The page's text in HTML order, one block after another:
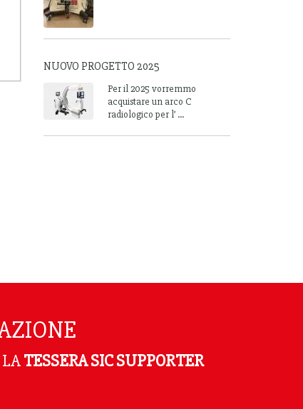
NUOVO PROGETTO 2025
Per il 2025 vorremmo
acquistare un arco C
radiologico per l’ ...
TESSERA SIC SUPPORTER